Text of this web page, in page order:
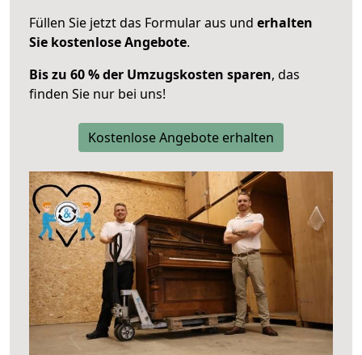
Füllen Sie jetzt das Formular aus und erhalten
Sie kostenlose Angebote.
Bis zu 60 % der Umzugskosten sparen, das
finden Sie nur bei uns!
Kostenlose Angebote erhalten